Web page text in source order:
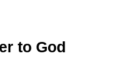
Kontakt
to God